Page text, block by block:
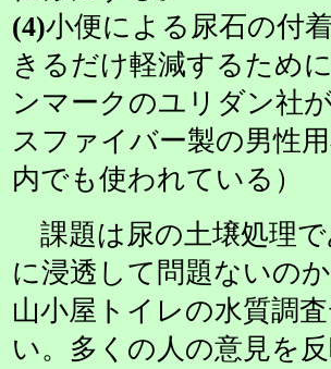
(4)小便による尿石の付
きるだけ軽減するため
ンマークのユリダン社
スファイバー製の男性
内でも使われている）
課題は尿の土壌処理
に浸透して問題ないの
山小屋トイレの水質調
い。多くの人の意見を